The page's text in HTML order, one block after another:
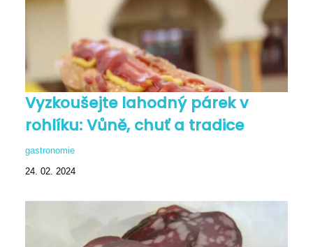
Vyzkoušejte lahodný párek v
rohlíku: Vůně, chuť a tradice
gastronomie
24. 02. 2024